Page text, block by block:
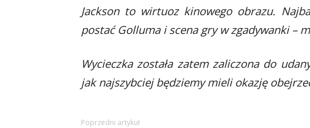
Jackson to wirtuoz kinowego obrazu.
postać Golluma i scena gry w zgadywanki –
Wycieczka została zatem zaliczona do
jak najszybciej będziemy mieli okazję
Poprzedni artykuł